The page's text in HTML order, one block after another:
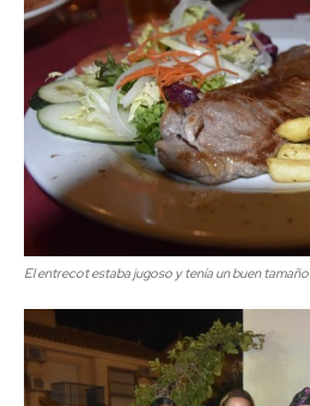
El entrecot estaba jugoso y tenía un buen tamaño.